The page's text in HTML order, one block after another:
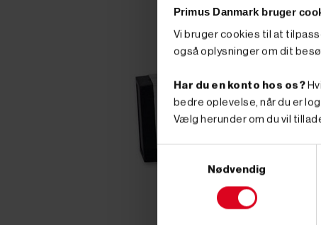
Primus Danmark bruger
Vi bruger cookies til at
også oplysninger om dit
Har du en konto hos os?
bedre oplevelse, når du er
Vælg herunder om du vil
Nødvendig